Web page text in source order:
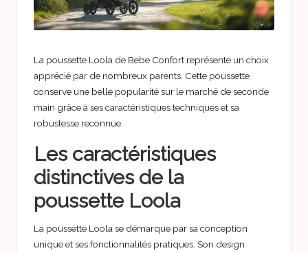
La poussette Loola de Bebe Confort représente un choix
apprécié par de nombreux parents. Cette poussette
conserve une belle popularité sur le marché de seconde
main grâce à ses caractéristiques techniques et sa
robustesse reconnue.
Les caractéristiques
distinctives de la
poussette Loola
La poussette Loola se démarque par sa conception
unique et ses fonctionnalités pratiques. Son design